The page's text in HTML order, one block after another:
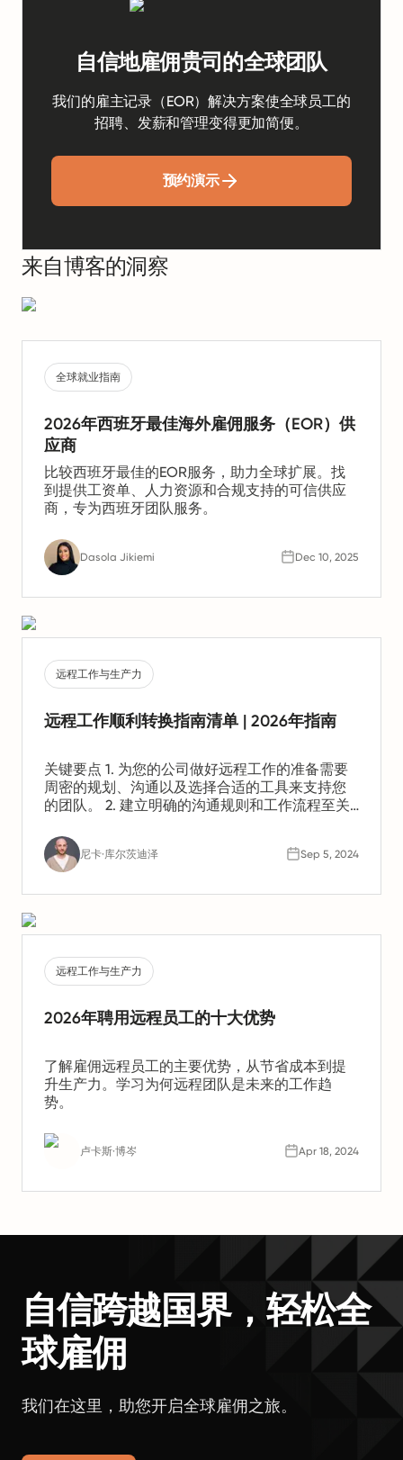
自信地雇佣贵司的全球团队
我们的雇主记录（EOR）解决方案使全球员工的
招聘、发薪和管理变得更加简便。
预约演示
来自博客的洞察
全球就业指南
2026年西班牙最佳海外雇佣服务（EOR）供
应商
比较西班牙最佳的EOR服务，助力全球扩展。找
到提供工资单、人力资源和合规支持的可信供应
商，专为西班牙团队服务。
Dasola Jikiemi Dec 10, 2025
远程工作与生产力
远程工作顺利转换指南清单 | 2026年指南
关键要点 1. 为您的公司做好远程工作的准备需要
周密的规划、沟通以及选择合适的工具来支持您
的团队。 2. 建立明确的沟通规则和工作流程至关
致。 3. 关心员工的身心健康也同样重要。您应当
应对诸如孤立感和倦怠等潜在挑战。
尼卡·库尔茨迪泽 Sep 5, 2024
远程工作与生产力
2026年聘用远程员工的十大优势
了解雇佣远程员工的主要优势，从节省成本到提
升生产力。学习为何远程团队是未来的工作趋
势。
卢卡斯·博岑 Apr 18, 2024
自信跨越国界，轻松全
球雇佣
我们在这里，助您开启全球雇佣之旅。